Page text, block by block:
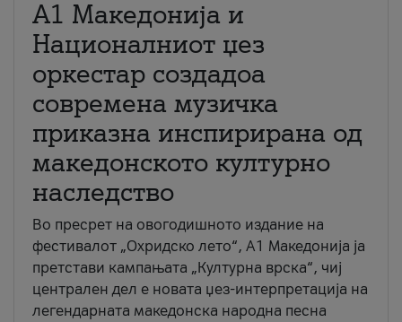
А1 Македонија и
Националниот џез
оркестар создадоа
современа музичка
приказна инспирирана од
македонското културно
наследство
Во пресрет на овогодишното издание на
фестивалот „Охридско лето“, А1 Македонија ја
претстави кампањата „Културна врска“, чиј
централен дел е новата џез-интерпретација на
легендарната македонска народна песна